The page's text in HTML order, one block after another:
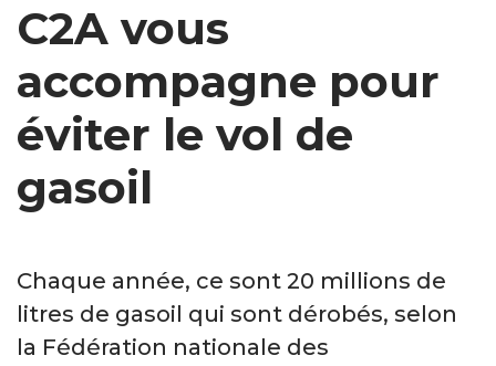
C2A vous
accompagne pour
éviter le vol de
gasoil
Chaque année, ce sont 20 millions de
litres de gasoil qui sont dérobés, selon
la Fédération nationale des